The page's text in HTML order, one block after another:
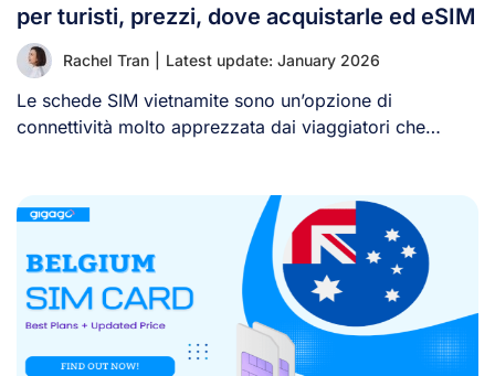
per turisti, prezzi, dove acquistarle ed eSIM
Rachel Tran Latest update: January 2026
Le schede SIM vietnamite sono un’opzione di
connettività molto apprezzata dai viaggiatori che